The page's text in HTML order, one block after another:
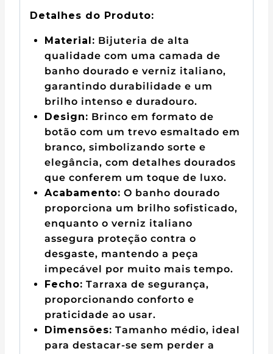
Detalhes do Produto:
Material: Bijuteria de alta
qualidade com uma camada de
banho dourado e verniz italiano,
garantindo durabilidade e um
brilho intenso e duradouro.
Design: Brinco em formato de
botão com um trevo esmaltado em
branco, simbolizando sorte e
elegância, com detalhes dourados
que conferem um toque de luxo.
Acabamento: O banho dourado
proporciona um brilho sofisticado,
enquanto o verniz italiano
assegura proteção contra o
desgaste, mantendo a peça
impecável por muito mais tempo.
Fecho: Tarraxa de segurança,
proporcionando conforto e
praticidade ao usar.
Dimensões: Tamanho médio, ideal
para destacar-se sem perder a